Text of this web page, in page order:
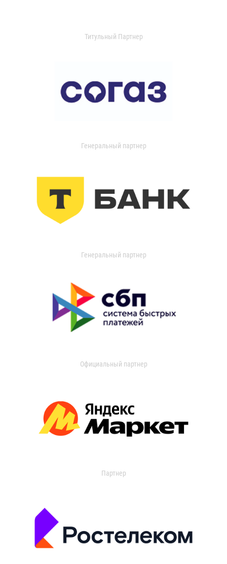
Титульный Партнер
Генеральный партнер
Генеральный партнер
Официальный партнер
Партнер